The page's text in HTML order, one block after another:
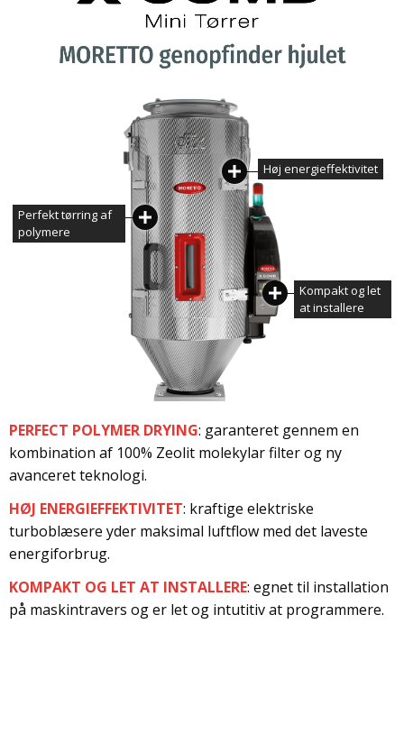
Perfekt tørring af
polymere
Høj energieffektivitet
Kompakt oglet
at installere
PERFECT POLYMER DRYING: garanteret gennem en
kombination af 100% Zeolit molekylar filter og ny
avanceret teknologi.
HØJ ENERGIEFFEKTIVITET: kraftige elektriske
turboblæsere yder maksimal luftflow med det laveste
energiforbrug.
KOMPAKT OG LET AT INSTALLERE: egnet til installation
på maskintravers og er let og intutitiv at programmere.